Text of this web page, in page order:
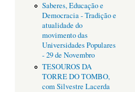
Saberes, Educação e
Democracia - Tradição e
atualidade do
movimento das
Universidades Populares
- 29 de Novembro
TESOUROS DA
TORRE DO TOMBO,
com Silvestre Lacerda